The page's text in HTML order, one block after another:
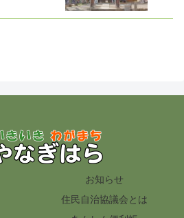
お知らせ
住民自治協議会とは